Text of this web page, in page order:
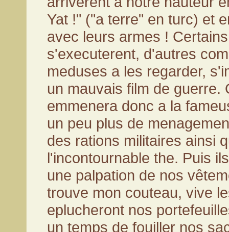
Yat !" ("a terre" en turc) et
avec leurs armes !
s'executerent, d'autres
meduses a les regarder,
un mauvais film de guerre.
emmenera donc a la
un peu plus de
des rations militaires ainsi
l'incontournable the. Puis
une palpation de nos
trouve mon couteau, vive
eplucheront nos
un temps de fouiller nos